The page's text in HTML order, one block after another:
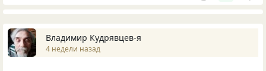
Владимир Кудрявцев-я
4 недели назад